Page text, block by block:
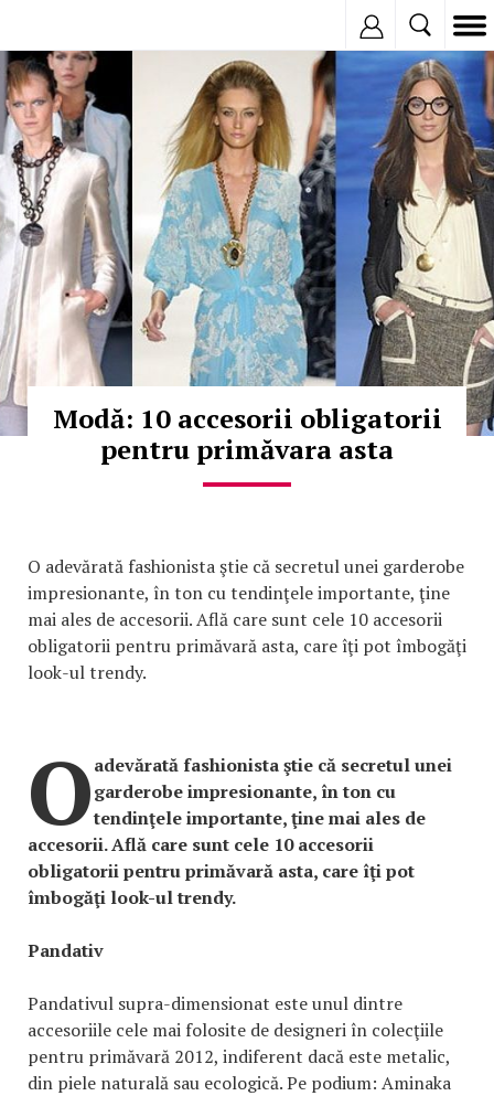
© Copyright:
Modă: 10 accesorii obligatorii
pentru primăvara asta
O adevărată fashionista ştie că secretul unei garderobe
impresionante, în ton cu tendinţele importante, ţine
mai ales de accesorii. Află care sunt cele 10 accesorii
obligatorii pentru primăvară asta, care îţi pot îmbogăţi
look-ul trendy.
Oadevărată fashionista ştie că secretul unei
garderobe impresionante, în ton cu
tendinţele importante, ţine mai ales de
accesorii. Află care sunt cele 10 accesorii
obligatorii pentru primăvară asta, care îţi pot
îmbogăţi look-ul trendy.
Pandativ
Pandativul supra-dimensionat este unul dintre
accesoriile cele mai folosite de designeri în colecţiile
pentru primăvară 2012, indiferent dacă este metalic,
din piele naturală sau ecologică. Pe podium: Aminaka